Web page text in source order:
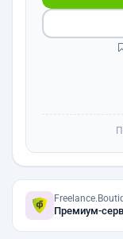
Премиум-